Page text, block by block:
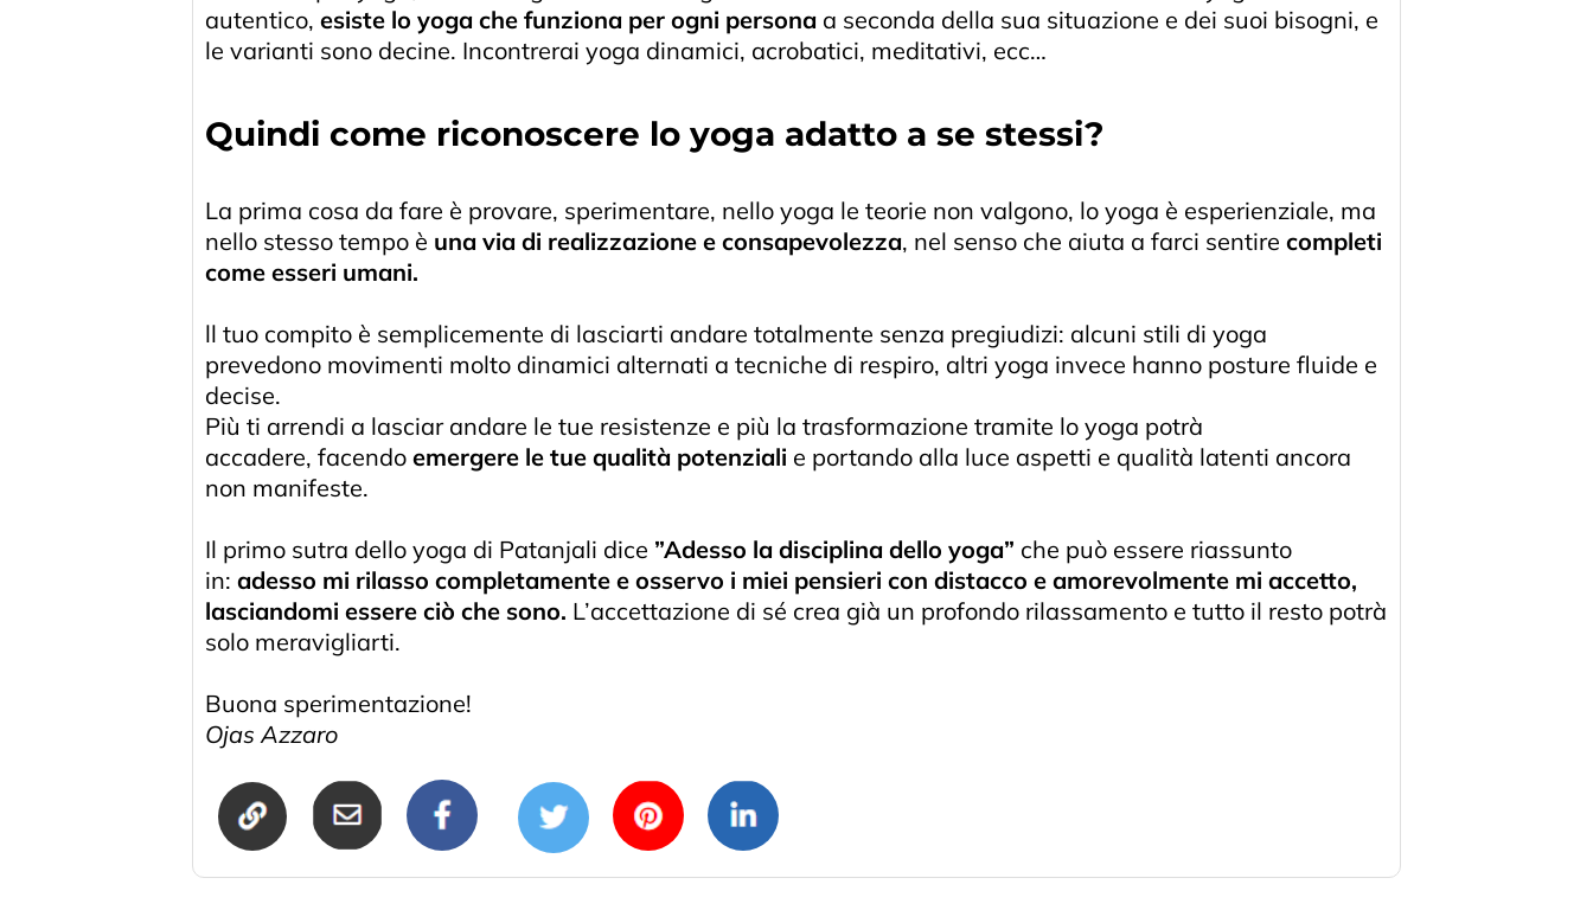
autentico, esiste lo yoga che funziona per ogni persona a seconda della sua situazione e dei suoi bisogni, e
le varianti sono decine. Incontrerai yoga dinamici, acrobatici, meditativi, ecc…
Quindi come riconoscere lo yoga adatto a se stessi?
La prima cosa da fare è provare, sperimentare, nello yoga le teorie non valgono, lo yoga è esperienziale, ma
nello stesso tempo è una via di realizzazione e consapevolezza, nel senso che aiuta a farci sentire completi
come esseri umani.
ll tuo compito è semplicemente di lasciarti andare totalmente senza pregiudizi: alcuni stili di yoga
prevedono movimenti molto dinamici alternati a tecniche di respiro, altri yoga invece hanno posture fluide e
decise.
Più ti arrendi a lasciar andare le tue resistenze e più la trasformazione tramite lo yoga potrà
accadere, facendo emergere le tue qualità potenziali e portando alla luce aspetti e qualità latenti ancora
non manifeste.
Il primo sutra dello yoga di Patanjali dice ”Adesso la disciplina dello yoga” che può essere riassunto
in: adesso mi rilasso completamente e osservo i miei pensieri con distacco e amorevolmente mi accetto,
lasciandomi essere ciò che sono. L’accettazione di sé crea già un profondo rilassamento e tutto il resto potrà
solo meravigliarti.
Buona sperimentazione!
Ojas Azzaro